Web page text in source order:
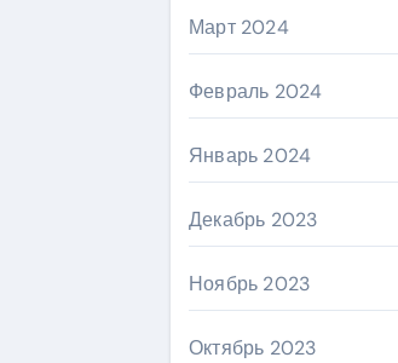
Март 2024
Февраль 2024
Январь 2024
Декабрь 2023
Ноябрь 2023
Октябрь 2023